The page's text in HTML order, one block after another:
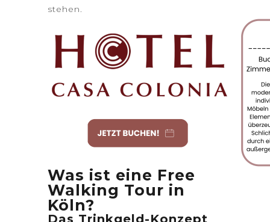
stehen.
Was ist eine Free
Walking Tour in
Köln?
Das Trinkgeld-Konzept